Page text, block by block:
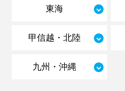
東海
甲信越・北陸
九州・沖縄